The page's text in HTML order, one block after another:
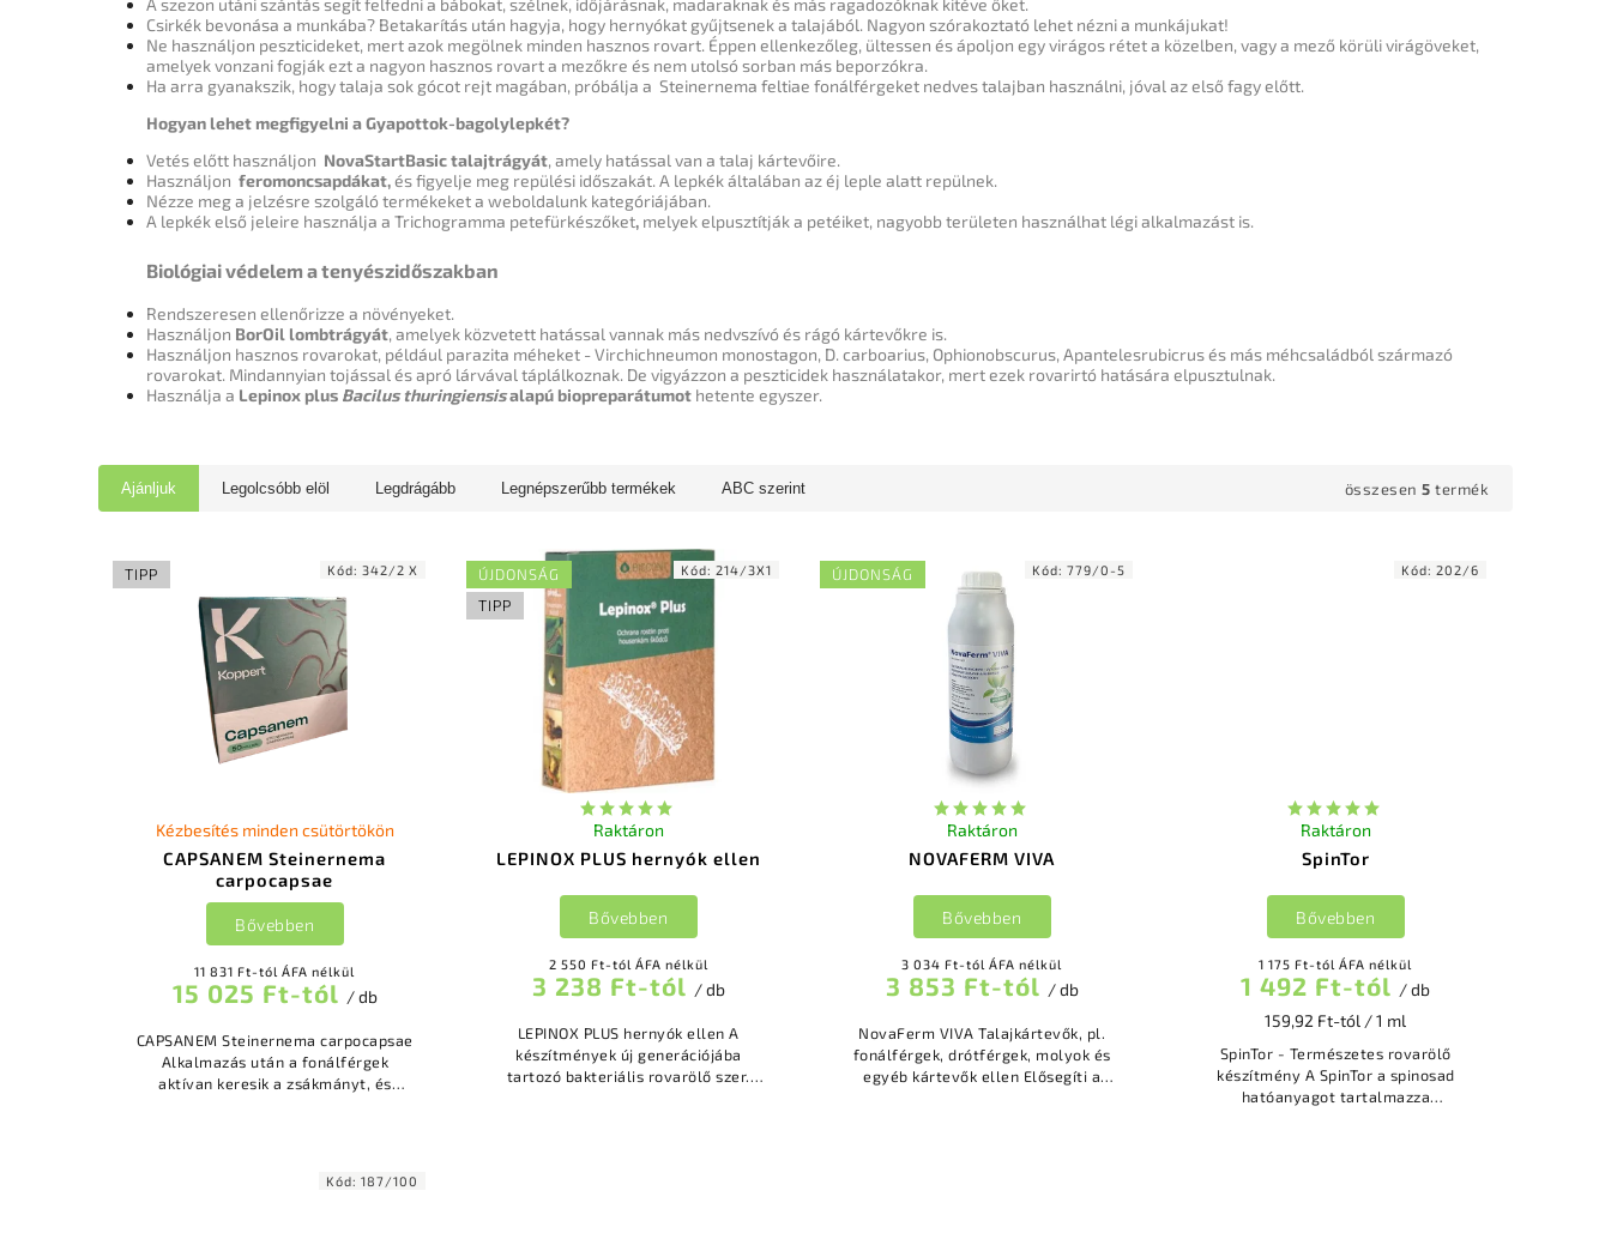
A szezon utáni szántás segít felfedni a bábokat, szélnek, időjárásnak, madaraknak és más ragadozóknak kitéve őket.
Csirkék bevonása a munkába? Betakarítás után hagyja, hogy hernyókat gyűjtsenek a talajából. Nagyon szórakoztató lehet nézni a munkájukat!
Ne használjon peszticideket, mert azok megölnek minden hasznos rovart. Éppen ellenkezőleg, ültessen és ápoljon egy virágos rétet a közelben, vagy a mező körüli virágöveket,
amelyek vonzani fogják ezt a nagyon hasznos rovart a mezőkre és nem utolsó sorban más beporzókra.
Ha arra gyanakszik, hogy talaja sok gócot rejt magában, próbálja a Steinernema feltiae fonálférgeket nedves talajban használni, jóval az első fagy előtt.
Hogyan lehet megfigyelni a Gyapottok-bagolylepkét?
Vetés előtt használjon NovaStartBasic talajtrágyát, amely hatással van a talaj kártevőire.
Használjon feromoncsapdákat,és figyelje meg repülési időszakát.A lepkék általában az éj leple alatt repülnek.
Nézze meg a jelzésre szolgáló termékeket a weboldalunk kategóriájában.
A lepkék első jeleire használja a Trichogramma petefürkészőket, melyek elpusztítják a petéiket, nagyobb területen használhat légi alkalmazást is.
Biológiai védelem a tenyészidőszakban
Rendszeresen ellenőrizze a növényeket.
Használjon BorOil lombtrágyát, amelyek közvetett hatással vannak más nedvszívó és rágó kártevőkre is.
Használjon hasznos rovarokat, például parazita méheket - Virchichneumon monostagon, D. carboarius, Ophionobscurus, Apantelesrubicrus és más méhcsaládból származó
rovarokat. Mindannyian tojással és apró lárvával táplálkoznak. De vigyázzon a peszticidek használatakor, mert ezek rovarirtó hatására elpusztulnak.
Használja a Lepinox plus Bacilus thuringiensisalapú biopreparátumot hetente egyszer.
Ajánljuk Legolcsóbb elöl Legdrágább Legnépszerűbb termékek ABC szerint összesen 5 termék
TIPP
CAPSANEM Steinernema
carpocapsae
Kézbesítés minden csütörtökön
11 831 Ft-tól ÁFA nélkül
15 025 Ft-tól / db
Bővebben
CAPSANEM Steinernema carpocapsae
Alkalmazás után a fonálférgek
aktívan keresik a zsákmányt, és
Kód:342/2 X
ÚJDONSÁG
TIPP
LEPINOX PLUS hernyók ellen
Raktáron
2 550 Ft-tól ÁFA nélkül
3 238 Ft-tól / db
Bővebben
LEPINOX PLUS hernyók ellen A
készítmények új generációjába
tartozó bakteriális rovarölő szer.
Kód:214/3X1 ÚJDONSÁG
NOVAFERM VIVA
Raktáron
3 034 Ft-tól ÁFA nélkül
3 853 Ft-tól / db
Bővebben
NovaFerm VIVA Talajkártevők, pl.
fonálférgek, drótférgek, molyok és
egyéb kártevők ellen Elősegíti a
Kód:779/0-5
SpinTor
Raktáron
1 175 Ft-tól ÁFA nélkül
1 492 Ft-tól / db
159,92 Ft-tól / 1 ml
Bővebben
SpinTor - Természetes rovarölő
készítmény A SpinTor a spinosad
hatóanyagot tartalmazza
Kód:202/6
Kód:187/100